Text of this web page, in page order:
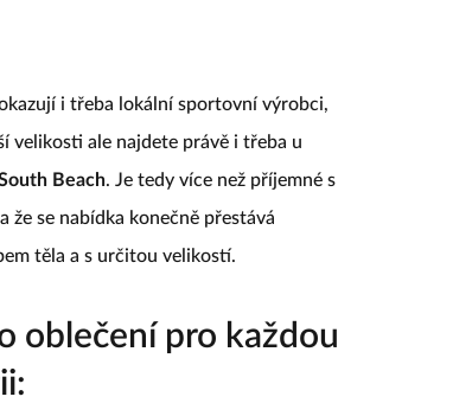
i třeba lokální sportovní výrobci,
velikosti ale najdete právě i třeba u
Beach. Je tedy více než příjemné s
že se nabídka konečně přestává
těla a s určitou velikostí.
oblečení pro každou